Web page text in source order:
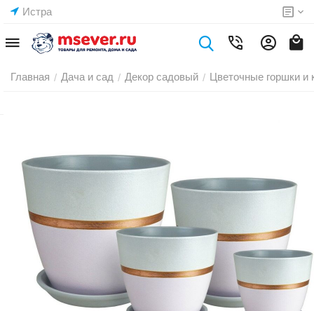
Истра
Главная / Дача и сад / Декор садовый / Цветочные горшки и